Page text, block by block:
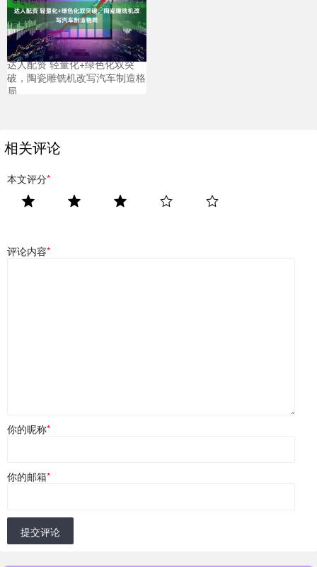
达人配资 轻量化+绿色化双突
破，陶瓷雕铣机改写汽车制造格
局
相关评论
本文评分*
评论内容*
你的昵称*
你的邮箱*
提交评论